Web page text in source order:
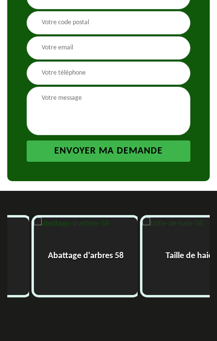
Abattage d'arbres 58 Taille de haie